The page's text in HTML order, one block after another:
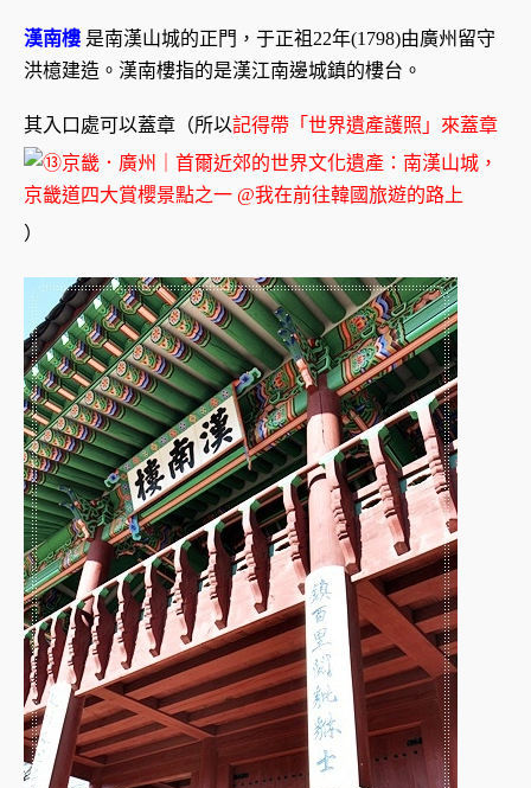
漢南樓 是南漢山城的正門，于正祖22年(1798)由廣州留守
洪檍建造。漢南樓指的是漢江南邊城鎮的樓台。
其入口處可以蓋章（所以記得帶「世界遺產護照」來蓋章
）